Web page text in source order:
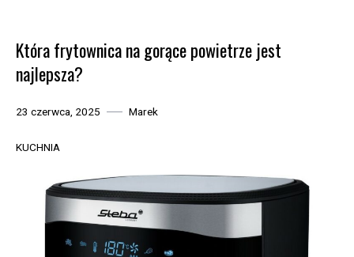
Która frytownica na gorące powietrze jest
najlepsza?
23 czerwca, 2025 Marek
KUCHNIA